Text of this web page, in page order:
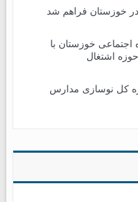
خوزستان فراهم شد
اجتماعی خوزستان با
اشتغال
کل نوسازی مدارس